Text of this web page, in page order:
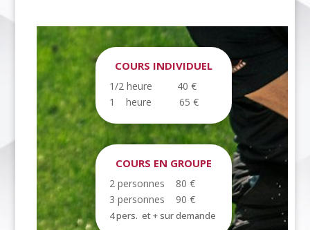
COURS INDIVIDUEL
1/2 heure 40 €
1 heure 65 €
COURS EN GROUPE
2 personnes 80 €
3 personnes 90 €
4 pers. et +sur demande